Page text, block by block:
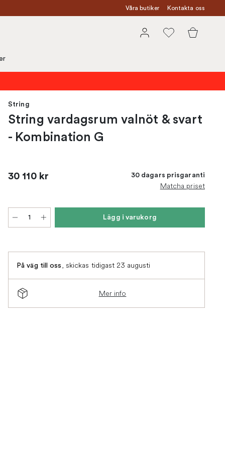
Våra butiker Kontakta oss
String
String vardagsrum valnöt & svart
- Kombination G
30 110 kr 30 dagars prisgaranti
Matcha priset
Lägg i varukorg
På väg till oss , skickas tidigast 23 augusti
Mer info